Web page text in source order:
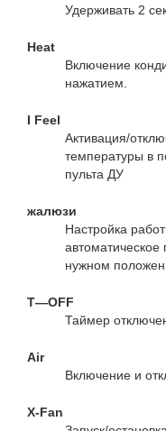
Удерживать 2
Heat
Включение
нажатием.
I Feel
Активация/
температуры в
пульта ДУ
жалюзи
Настройка
нужном
T—OFF
Таймер
Air
Включение и
X-Fan